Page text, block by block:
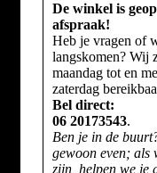
De winkel is
afspraak!
Heb je vragen of
langskomen? Wij
maandag tot en
zaterdag
Bel direct:
06 20173543.
Ben je in de
gewoon even; als
zijn, helpen we je